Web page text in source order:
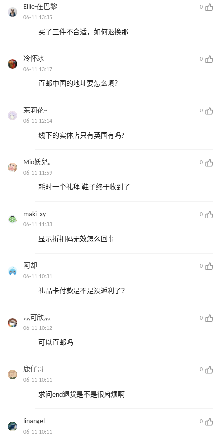
Ellie-在巴黎
0
06-11 13:35
买了三件不合适，如何退换那
冷怀冰
0
06-11 13:17
直邮中国的地址要怎么填？
茉莉花~
0
06-11 12:14
线下的实体店只有英国有吗?
Mio妖兒。
0
06-11 11:59
耗时一个礼拜 鞋子终于收到了
maki_xy
0
06-11 11:33
显示折扣码无效怎么回事
阿却
0
06-11 10:31
礼品卡付款是不是没返利了？
灬可欣灬
0
06-11 10:12
可以直邮吗
鹿仔哥
0
06-11 10:11
求问end退货是不是很麻烦啊
linangel
0
06-11 10:11